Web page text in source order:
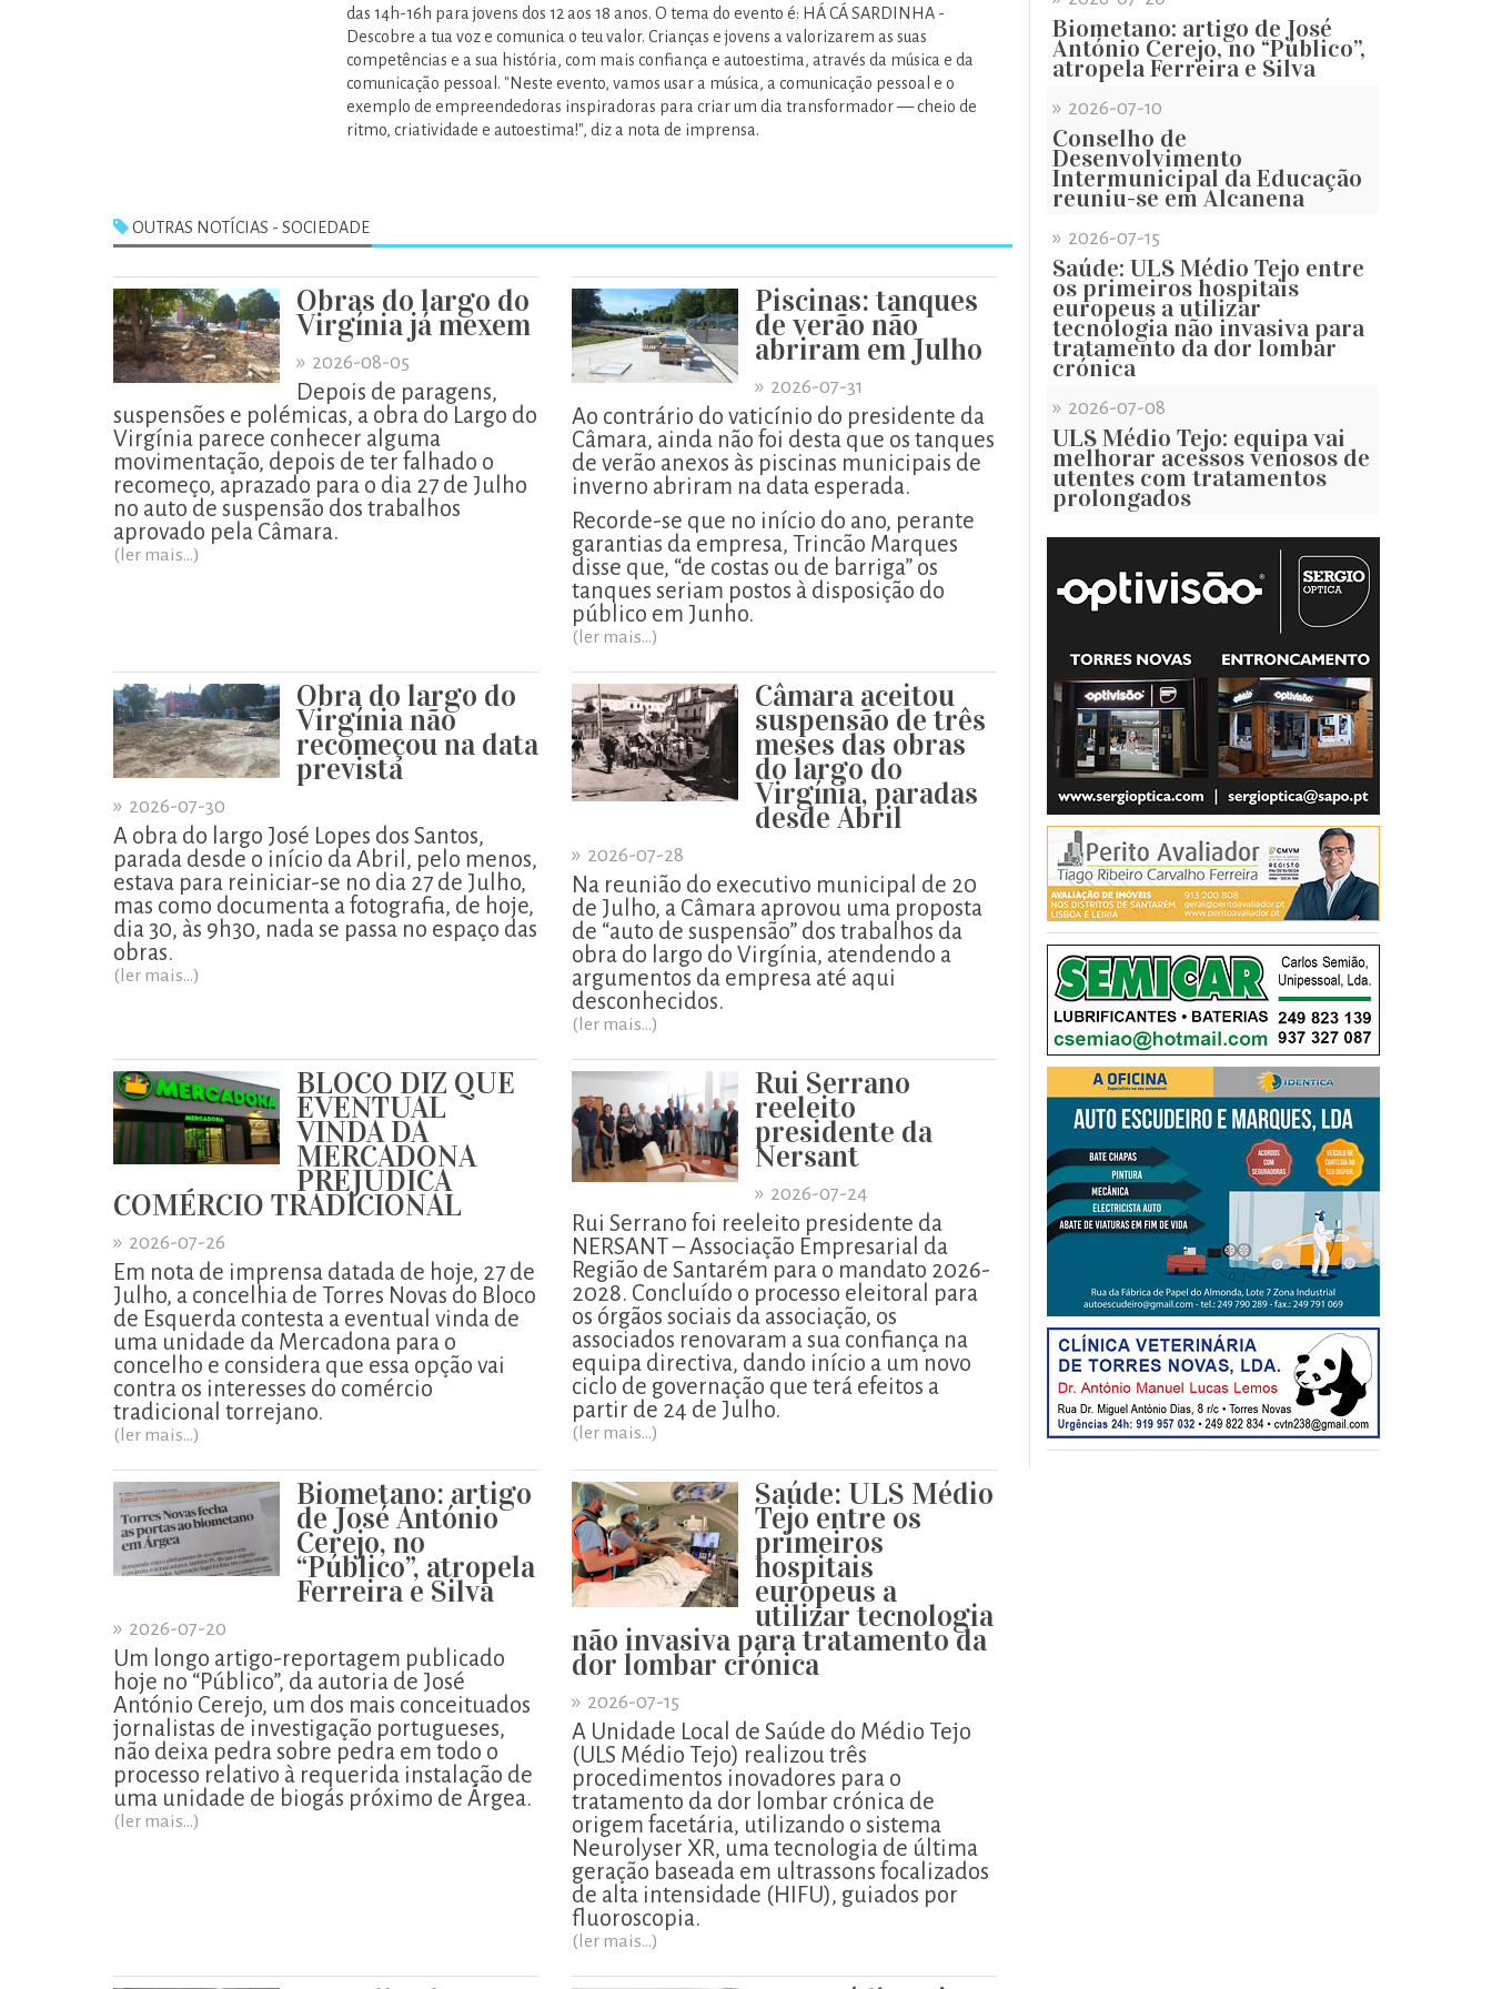
das 14h-16h para jovens dos 12 aos 18 anos. O tema do evento é: HÁ CÁ SARDINHA -
Descobre a tua voz e comunica o teu valor. Crianças e jovens a valorizarem as suas
competências e a sua história, com mais confiança e autoestima, através da música e da
comunicação pessoal. "Neste evento, vamos usar a música, a comunicação pessoal e o
exemplo de empreendedoras inspiradoras para criar um dia transformador — cheio de
ritmo, criatividade e autoestima!", diz a nota de imprensa.
OUTRAS NOTÍCIAS - SOCIEDADE
Obras do largo do
Virgínia já mexem
» 2026-08-05
Depois de paragens,
suspensões e polémicas, a obra do Largo do
Virgínia parece conhecer alguma
movimentação, depois de ter falhado o
recomeço, aprazado para o dia 27 de Julho
no auto de suspensão dos trabalhos
aprovado pela Câmara.
(ler mais...)
Piscinas: tanques
de verão não
abriram em Julho
» 2026-07-31
Ao contrário do vaticínio do presidente da
Câmara, ainda não foi desta que os tanques
de verão anexos às piscinas municipais de
inverno abriram na data esperada.
Recorde-se que no início do ano, perante
garantias da empresa, Trincão Marques
disse que, “de costas ou de barriga” os
tanques seriam postos à disposição do
público em Junho.
(ler mais...)
Obra do largo do
Virgínia não
recomeçou na data
prevista
» 2026-07-30
A obra do largo José Lopes dos Santos,
parada desde o início da Abril, pelo menos,
estava para reiniciar-se no dia 27 de Julho,
mas como documenta a fotografia, de hoje,
dia 30, às 9h30, nada se passa no espaço das
obras.
(ler mais...)
Câmara aceitou
suspensão de três
meses das obras
do largo do
Virgínia, paradas
desde Abril
» 2026-07-28
Na reunião do executivo municipal de 20
de Julho, a Câmara aprovou uma proposta
de “auto de suspensão” dos trabalhos da
obra do largo do Virgínia, atendendo a
argumentos da empresa até aqui
desconhecidos.
(ler mais...)
BLOCO DIZ QUE
EVENTUAL
VINDA DA
MERCADONA
PREJUDICA
COMÉRCIO TRADICIONAL
» 2026-07-26
Em nota de imprensa datada de hoje, 27 de
Julho, a concelhia de Torres Novas do Bloco
de Esquerda contesta a eventual vinda de
uma unidade da Mercadona para o
concelho e considera que essa opção vai
contra os interesses do comércio
tradicional torrejano.
(ler mais...)
Rui Serrano
reeleito
presidente da
Nersant
» 2026-07-24
Rui Serrano foi reeleito presidente da
NERSANT – Associação Empresarial da
Região de Santarém para o mandato 2026-
2028. Concluído o processo eleitoral para
os órgãos sociais da associação, os
associados renovaram a sua confiança na
equipa directiva, dando início a um novo
ciclo de governação que terá efeitos a
partir de 24 de Julho.
(ler mais...)
Biometano: artigo
de José António
Cerejo, no
“Público”, atropela
Ferreira e Silva
» 2026-07-20
Um longo artigo-reportagem publicado
hoje no “Público”, da autoria de José
António Cerejo, um dos mais conceituados
jornalistas de investigação portugueses,
não deixa pedra sobre pedra em todo o
processo relativo à requerida instalação de
uma unidade de biogás próximo de Árgea.
(ler mais...)
Saúde: ULS Médio
Tejo entre os
primeiros
hospitais
europeus a
utilizar tecnologia
não invasiva para tratamento da
dor lombar crónica
» 2026-07-15
A Unidade Local de Saúde do Médio Tejo
(ULS Médio Tejo) realizou três
procedimentos inovadores para o
tratamento da dor lombar crónica de
origem facetária, utilizando o sistema
Neurolyser XR, uma tecnologia de última
geração baseada em ultrassons focalizados
de alta intensidade (HIFU), guiados por
fluoroscopia.
(ler mais...)
Biometano: artigo de José
António Cerejo, no “Público”,
atropela Ferreira e Silva
» 2026-07-10
Conselho de
Desenvolvimento
Intermunicipal da Educação
reuniu-se em Alcanena
» 2026-07-15
Saúde: ULS Médio Tejo entre
os primeiros hospitais
europeus a utilizar
tecnologia não invasiva para
tratamento da dor lombar
crónica
» 2026-07-08
ULS Médio Tejo: equipa vai
melhorar acessos venosos de
utentes com tratamentos
prolongados